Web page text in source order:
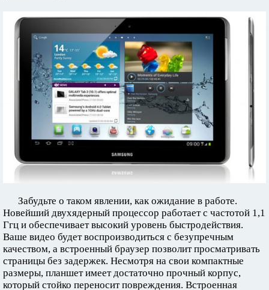
Забудьте о таком явлении, как ожидание в работе.
Новейший двухядерный процессор работает с частотой 1,1
Ггц и обеспечивает высокий уровень быстродействия.
Ваше видео будет воспроизводиться с безупречным
качеством, а встроенный браузер позволит просматривать
страницы без задержек. Несмотря на свои компактные
размеры, планшет имеет достаточно прочный корпус,
который стойко переносит повреждения. Встроенная